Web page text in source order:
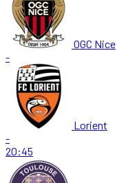
OGC Nice
-
Lorient
-
20:45